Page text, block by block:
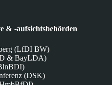
& -aufsichtsbehörden
(LfDI BW)
& BayLDA)
(DSK)